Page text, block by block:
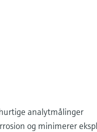
analytmålinger
og minimerer